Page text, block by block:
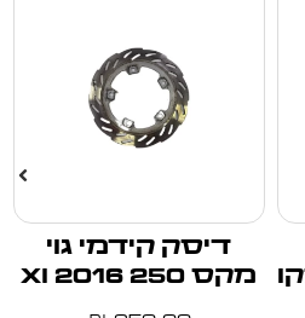
דיסק קידמי גוי
מקס 250 xi 2016